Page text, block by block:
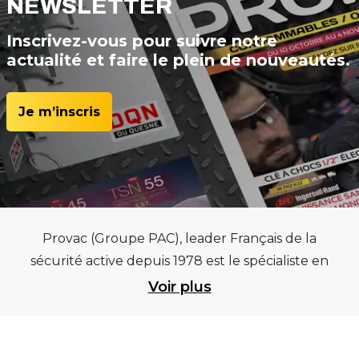
NEWSLETTER
Inscrivez-vous pour suivre notre
actualité et faire le plein de nouveautés.
Je m’inscris
Provac (Groupe PAC), leader Français de la
sécurité active depuis 1978 est le spécialiste en
équipements pour garages et centres
Voir plus